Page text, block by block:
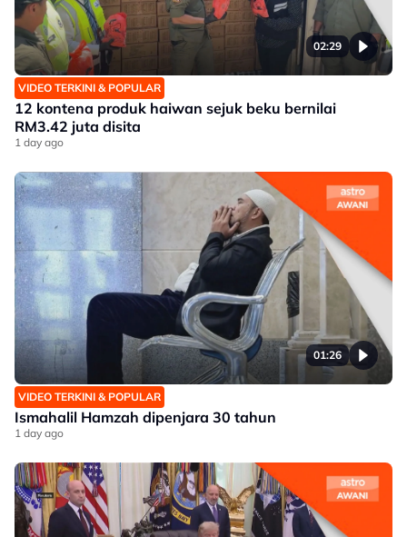
02:29
VIDEO TERKINI & POPULAR
12 kontena produk haiwan sejuk beku bernilai
RM3.42 juta disita
1 day ago
01:26
VIDEO TERKINI & POPULAR
Ismahalil Hamzah dipenjara 30 tahun
1 day ago